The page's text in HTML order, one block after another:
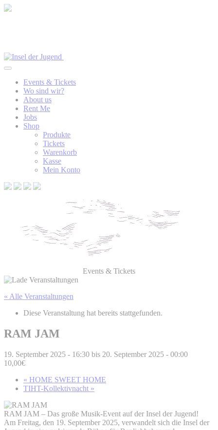
Events & Tickets
Wo sind wir?
About us
Rent Me
Jobs
Shop
Produkte
Tickets
Warenkorb
Kasse
Mein Konto
Events & Tickets
« Alle Veranstaltungen
Diese Veranstaltung hat bereits stattgefunden.
RAM JAM
19. September 2025 - 16:30 bis 20. September 2025 - 00:00
10,00€
« HOME SWEET HOME
TIHT-Kollektivnacht »
RAM JAM – Das große Musik-Event auf der Insel der Jugend!
Am Freitag, den 19. September 2025, verwandelt sich die Insel der